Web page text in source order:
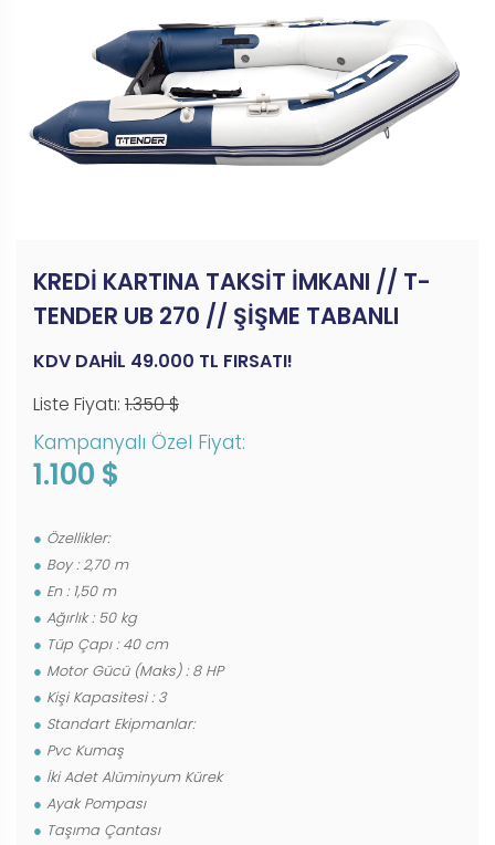
KREDİ KARTINA TAKSİT İMKANI // T-
TENDER UB 270 // ŞİŞME TABANLI
KDV DAHİL 49.000 TL FIRSATI!
Liste Fiyatı: 1.350 $
Kampanyalı Özel Fiyat:
1.100 $
Özellikler:
Boy : 2,70 m
En : 1,50 m
Ağırlık : 50 kg
Tüp Çapı : 40 cm
Motor Gücü (Maks) : 8 HP
Kişi Kapasitesi : 3
Standart Ekipmanlar:
Pvc Kumaş
İki Adet Alüminyum Kürek
Ayak Pompası
Taşıma Çantası